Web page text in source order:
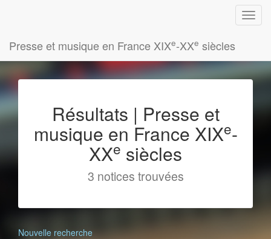
Presse et musique en France XIXe-XXe siècles
Résultats | Presse et
musique en France XIXe-
XXe siècles
3 notices trouvées
Nouvelle recherche